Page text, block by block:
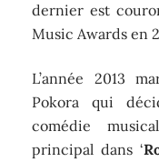
dernier est
Music Awards en
L’année 2013
Pokora qui
comédie
principal dans ‘